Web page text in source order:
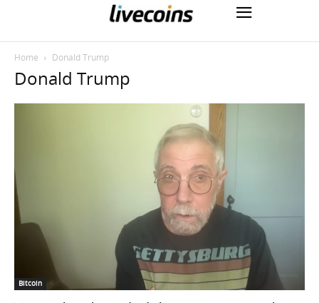
Home Donald Trump
Donald Trump
Bitcoin